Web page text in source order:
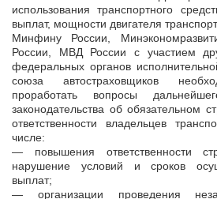
использования транспортного
выплат, мощности двигателя
Минфину России,
России, МВД России с участием
федеральных органов
союза автостраховщиков
проработать вопросы
законодательства об обязательном
ответственности владельцев
числе:
— повышения ответственности
нарушение условий и сроков
выплат;
— организации проведения